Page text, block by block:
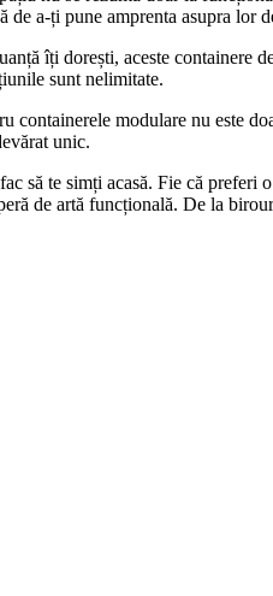
de a-ți pune amprenta asupra lor
îți dorești, aceste
sunt nelimitate.
containerele modulare nu este
unic.
să te simți acasă. Fie că preferi
de artă funcțională. De la